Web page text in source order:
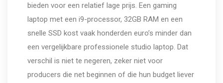
bieden voor een relatief lage prijs. Een gaming
laptop met een i9-processor, 32GB RAM en een
snelle SSD kost vaak honderden euro’s minder dan
een vergelijkbare professionele studio laptop. Dat
verschil is niet te negeren, zeker niet voor
producers die net beginnen of die hun budget liever